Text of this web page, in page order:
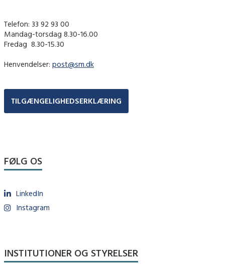
Telefon: 33 92 93 00
Mandag-torsdag 8.30-16.00
Fredag ​ 8.30-15.30
Henvendelser: post@sm.dk
TILGÆNGELIGHEDSERKLÆRING
FØLG OS
LinkedIn
Instagram
INSTITUTIONER OG STYRELSER